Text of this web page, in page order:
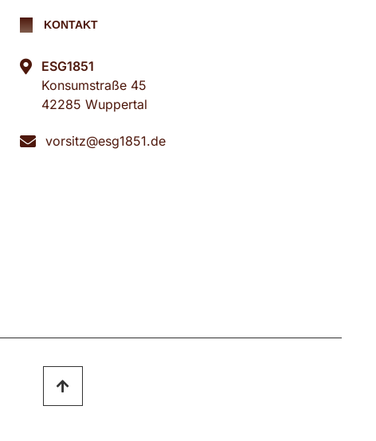
KONTAKT
ESG1851
Konsumstraße 45
42285 Wuppertal
vorsitz@esg1851.de